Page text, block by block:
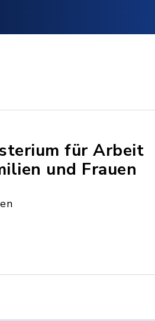
für Arbeit
und Frauen